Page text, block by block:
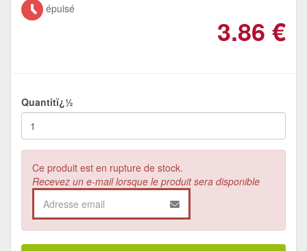
épuisé
3.86 €
Quantitï¿½
Ce produit est en rupture de stock.
Recevez un e-mail lorsque le produit sera disponible